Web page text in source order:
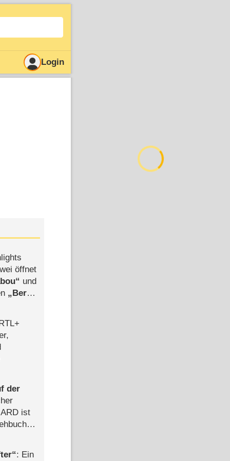
Login
öffnet
und
Berlin
der
ist
: Ein